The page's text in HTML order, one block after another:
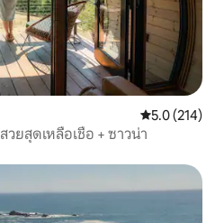
คะแนนเฉลี่ย
5.0 (214)
วยสุดเหลือเชื่อ + ซาวน่า